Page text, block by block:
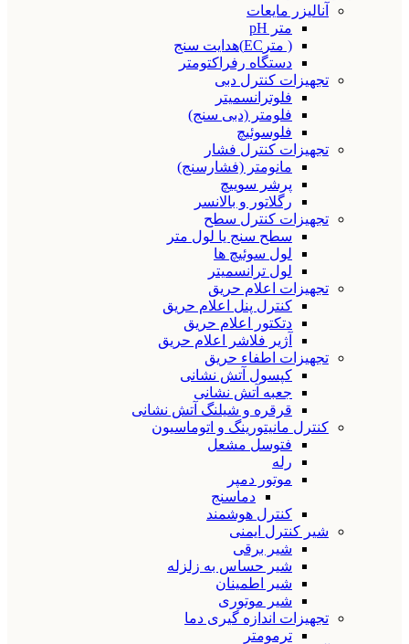
آنالیزر مایعات
متر pH
( مترEC)هدایت سنج
دستگاه رفراکتومتر
تجهیزات کنترل دبی
فلوترانسمیتر
فلومتر (دبی سنج)
فلوسوئیچ
تجهیزات کنترل فشار
مانومتر (فشارسنج)
پرشر سوییچ
رگلاتور و بالانسر
تجهیزات کنترل سطح
سطح سنج یا لول متر
لول سوئیچ ها
لول ترانسمیتر
تجهیزات اعلام حریق
کنترل پنل اعلام حریق
دتکتور اعلام حریق
آژیر فلاشر اعلام حریق
تجهیزات اطفاء حریق
کپسول آتش نشانی
جعبه آتش نشانی
قرقره و شیلنگ آتش نشانی
کنترل مانیتورینگ و اتوماسیون
فتوسل مشعل
رله
موتور دمپر
دماسنج
کنترل هوشمند
شیر کنترل ایمنی
شیر برقی
شیر حساس به زلزله
شیر اطمینان
شیر موتوری
تجهیزات اندازه گیری دما
ترمومتر